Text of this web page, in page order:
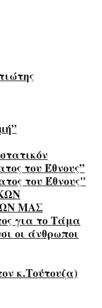
του Έθνους”
του Έθνους"
ΜΑΣ
για το Τάμα
οι άνθρωποι
κ.Τούτουζα)